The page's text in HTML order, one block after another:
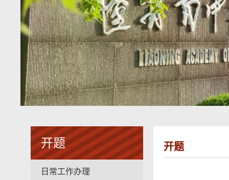
开题
日常工作办理
开题